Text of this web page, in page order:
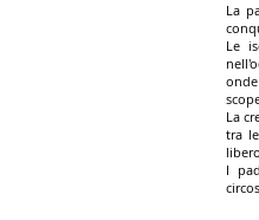
La
Le
La
tra
I